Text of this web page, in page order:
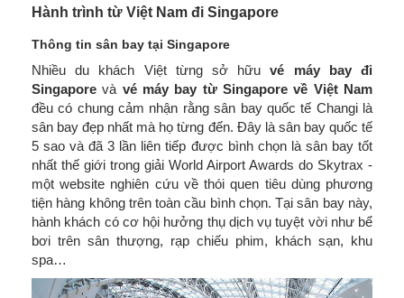
Hành trình từ Việt Nam đi Singapore
Thông tin sân bay tại Singapore
Nhiều du khách Việt từng sở hữuvé máy bay đi
Singapore và vé máy bay từ Singapore về Việt Nam
đều có chung cảm nhận rằng sân bay quốc tế Changi là
sân bay đẹp nhất mà họ từng đến. Đây là sân bay quốc tế
5 sao và đã 3 lần liên tiếp được bình chọn là sân bay tốt
nhất thế giới trong giải World Airport Awards do Skytrax -
một website nghiên cứu về thói quen tiêu dùng phương
tiện hàng không trên toàn cầu bình chọn. Tại sân bay này,
hành khách có cơ hội hưởng thụ dịch vụ tuyệt vời như bể
bơi trên sân thượng, rạp chiếu phim, khách sạn, khu
spa…